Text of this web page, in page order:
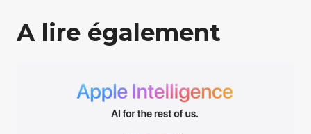
A lire également